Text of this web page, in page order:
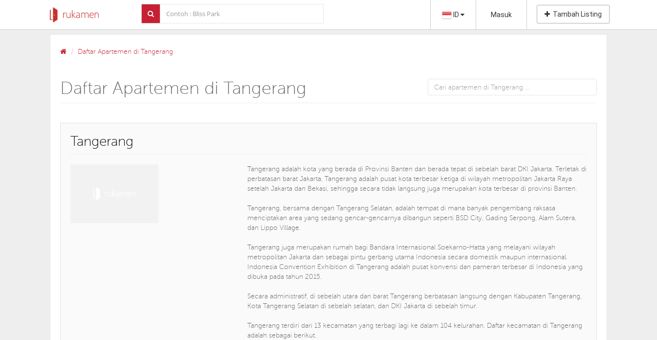
ID Masuk Tambah Listing
Daftar Apartemen di Tangerang
Daftar Apartemen di Tangerang
Tangerang
Tangerang adalah kota yang berada di Provinsi Banten dan berada tepat di sebelah barat DKI Jakarta. Terletak di
perbatasan barat Jakarta, Tangerang adalah pusat kota terbesar ketiga di wilayah metropolitan Jakarta Raya
setelah Jakarta dan Bekasi, sehingga secara tidak langsung juga merupakan kota terbesar di provinsi Banten.
Tangerang, bersama dengan Tangerang Selatan, adalah tempat di mana banyak pengembang raksasa
menciptakan area yang sedang gencar-gencarnya dibangun seperti BSD City, Gading Serpong, Alam Sutera,
dan Lippo Village.
Tangerang juga merupakan rumah bagi Bandara Internasional Soekarno-Hatta yang melayani wilayah
metropolitan Jakarta dan sebagai pintu gerbang utama Indonesia secara domestik maupun internasional.
Indonesia Convention Exhibition di Tangerang adalah pusat konvensi dan pameran terbesar di Indonesia yang
dibuka pada tahun 2015.
Secara administratif, di sebelah utara dan barat Tangerang berbatasan langsung dengan Kabupaten Tangerang,
Kota Tangerang Selatan di sebelah selatan, dan DKI Jakarta di sebelah timur.
Tangerang terdiri dari 13 kecamatan yang terbagi lagi ke dalam 104 kelurahan. Daftar kecamatan di Tangerang
adalah sebagai berikut.